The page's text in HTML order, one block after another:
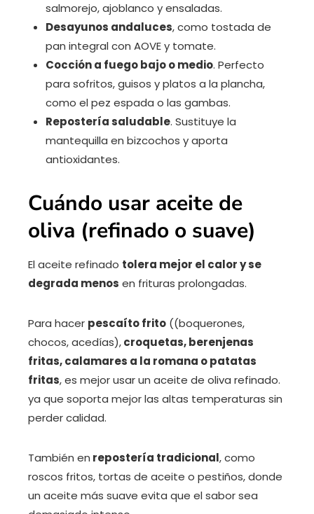
salmorejo, ajoblanco y ensaladas.
Desayunos andaluces, como tostada de
pan integral con AOVE y tomate.
Cocción a fuego bajo o medio. Perfecto
para sofritos, guisos y platos a la plancha,
como el pez espada o las gambas.
Repostería saludable. Sustituye la
mantequilla en bizcochos y aporta
antioxidantes.
Cuándo usar aceite de
oliva (refinado o suave)
El aceite refinado tolera mejor el calor y se
degrada menos en frituras prolongadas.
Para hacer pescaíto frito ((boquerones,
chocos, acedías),croquetas, berenjenas
fritas, calamares a la romana o patatas
fritas, es mejor usar un aceite de oliva refinado.
ya que soporta mejor las altas temperaturas sin
perder calidad.
También en repostería tradicional, como
roscos fritos, tortas de aceite o pestiños, donde
un aceite más suave evita que el sabor sea